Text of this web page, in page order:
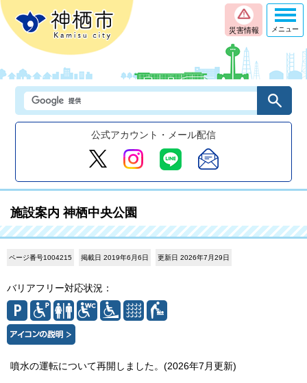
災害情報
公式アカウント・メール配信
メニュー
施設案内 神栖中央公園
ページ番号1004215 掲載日 2019年6月6日 更新日 2026年7月29日
バリアフリー対応状況：
噴水の運転について再開しました。(2026年7月更新)